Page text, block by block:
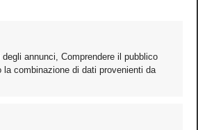
annunci, Comprendere il pubblico
combinazione di dati provenienti da